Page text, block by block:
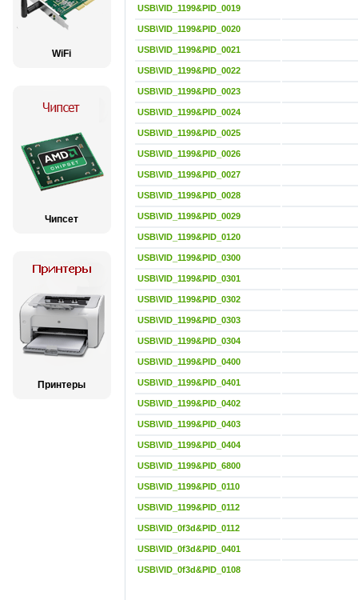
WiFi
Чипсет
Принтеры
USB\VID_1199&PID_0019
USB\VID_1199&PID_0020
USB\VID_1199&PID_0021
USB\VID_1199&PID_0022
USB\VID_1199&PID_0023
USB\VID_1199&PID_0024
USB\VID_1199&PID_0025
USB\VID_1199&PID_0026
USB\VID_1199&PID_0027
USB\VID_1199&PID_0028
USB\VID_1199&PID_0029
USB\VID_1199&PID_0120
USB\VID_1199&PID_0300
USB\VID_1199&PID_0301
USB\VID_1199&PID_0302
USB\VID_1199&PID_0303
USB\VID_1199&PID_0304
USB\VID_1199&PID_0400
USB\VID_1199&PID_0401
USB\VID_1199&PID_0402
USB\VID_1199&PID_0403
USB\VID_1199&PID_0404
USB\VID_1199&PID_6800
USB\VID_1199&PID_0110
USB\VID_1199&PID_0112
USB\VID_0f3d&PID_0112
USB\VID_0f3d&PID_0401
USB\VID_0f3d&PID_0108